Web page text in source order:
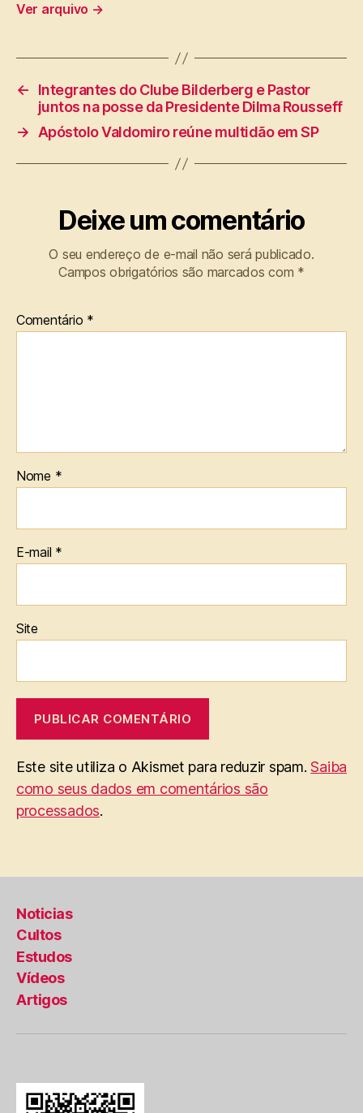
Ver arquivo →
←
Integrantes do Clube Bilderberg e Pastor
juntos na posse da Presidente Dilma Rousseff
→
Apóstolo Valdomiro reúne multidão em SP
Deixe um comentário
O seu endereço de e-mail não será publicado.
Campos obrigatórios são marcados com *
Comentário *
Nome *
E-mail *
Site
Este site utiliza o Akismet para reduzir spam.Saiba
como seus dados em comentários são
processados.
Noticias
Cultos
Estudos
Vídeos
Artigos